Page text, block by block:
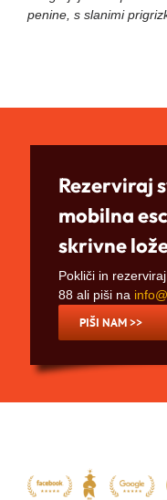
penine, s slanimi
Rezerviraj
mobilna
skrivne
Pokliči in
88 ali piši na
PIŠI NAM >>